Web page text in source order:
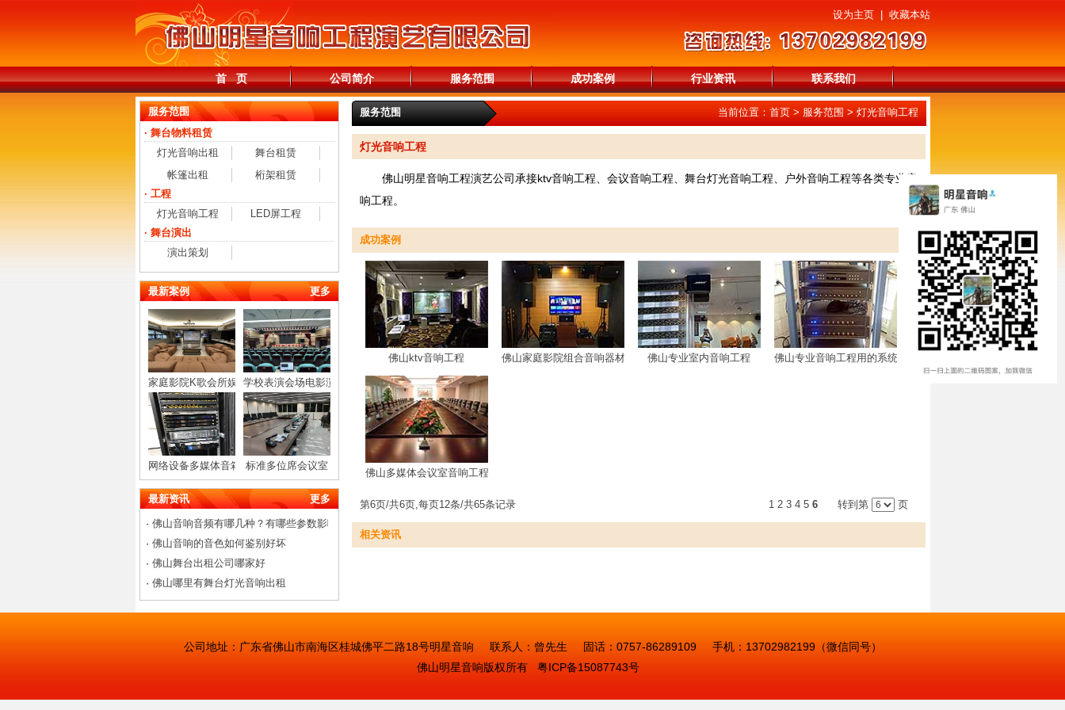
设为主页| 收藏本站
首 页 公司简介 服务范围 成功案例 行业资讯 联系我们
服务范围 当前位置： 首页> 服务范围 > 灯光音响工程
灯光音响工程
佛山明星音响工程演艺公司承接ktv音响工程、会议音响工程、舞台灯光音响工程、户外音响工程等各类专业音
响工程。
成功案例
佛山ktv音响工程 佛山家庭影院组合音响器材 佛山专业室内音响工程 佛山专业音响工程用的系统设备
佛山多媒体会议室音响工程
第6页/共6页,每页12条/共65条记录 1 2 3 4 5 6 转到第 页
相关资讯
服务范围
· 舞台物料租赁
灯光音响出租
舞台租赁
帐篷出租
桁架租赁
· 工程
灯光音响工程
LED屏工程
· 舞台演出
演出策划
最新案例 更多
家庭影院K歌会所娱乐会客厅音响设备学校表演会场电影演播厅音响设备安装
网络设备多媒体音箱功放机架柜
标准多位席会议室
最新资讯 更多
· 佛山音响音频有哪几种？有哪些参数影响音响性能？
· 佛山音响的音色如何鉴别好坏
· 佛山舞台出租公司哪家好
· 佛山哪里有舞台灯光音响出租
公司地址：广东省佛山市南海区桂城佛平二路18号明星音响 联系人：曾先生 固话：0757-86289109 手机：13702982199（微信同号）
佛山明星音响版权所有 粤ICP备15087743号